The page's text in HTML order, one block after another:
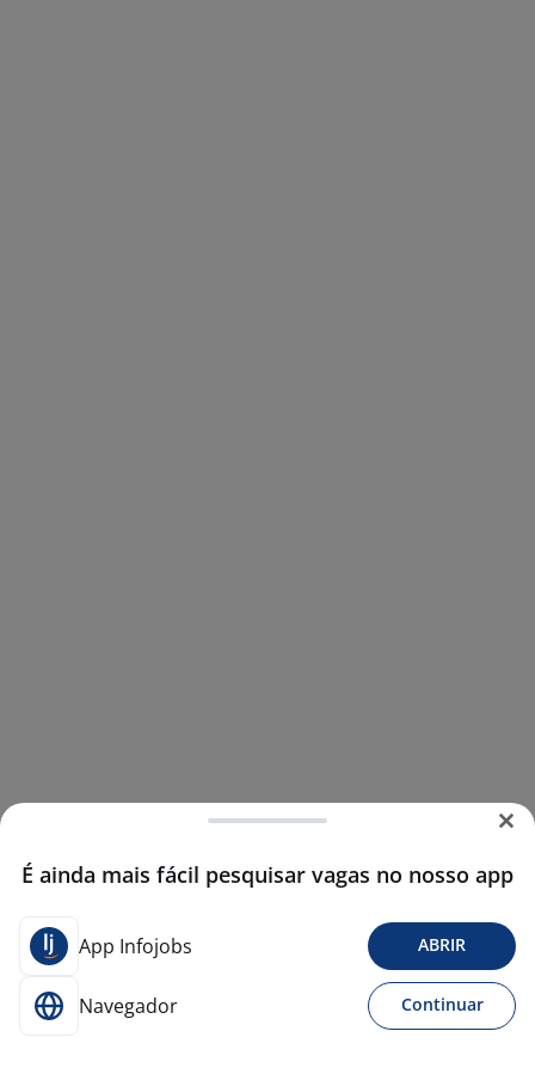
É ainda mais fácil pesquisar vagas no nosso app
App Infojobs ABRIR
Navegador Continuar